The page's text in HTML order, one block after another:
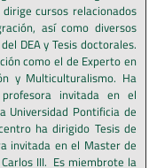
cursos relacionados
así como diversos
DEA y Tesis doctorales.
como el de Experto en
y Multiculturalismo. Ha
invitada en el
Universidad Pontificia de
ha dirigido Tesis de
invitada en el Master de
III. Es miembrote la